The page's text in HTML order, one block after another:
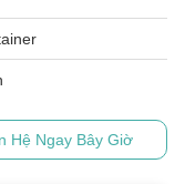
Hệ Ngay Bây Giờ